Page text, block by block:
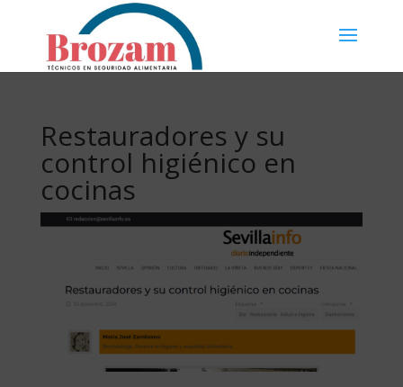
Restauradores y su
control higiénico en
cocinas